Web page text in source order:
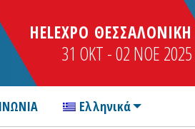
HELEXPO ΘΕΣΣΑΛΟΝΙΚΗ
31 OKT - 02 NOE 2025
Ελληνικά